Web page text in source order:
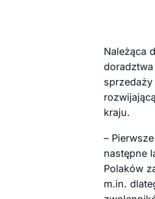
Należąca
kraju.
–
następne
Polaków
m.in.